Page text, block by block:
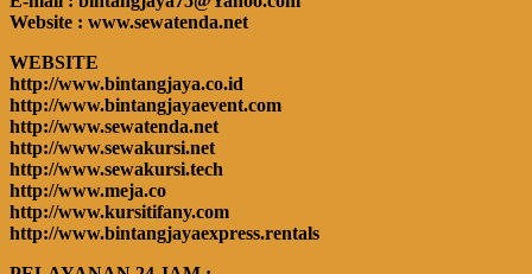
Website : www.sewatenda.net
WEBSITE
http://www.bintangjaya.co.id
http://www.bintangjayaevent.com
http://www.sewatenda.net
http://www.sewakursi.net
http://www.sewakursi.tech
http://www.meja.co
http://www.kursitifany.com
http://www.bintangjayaexpress.rentals